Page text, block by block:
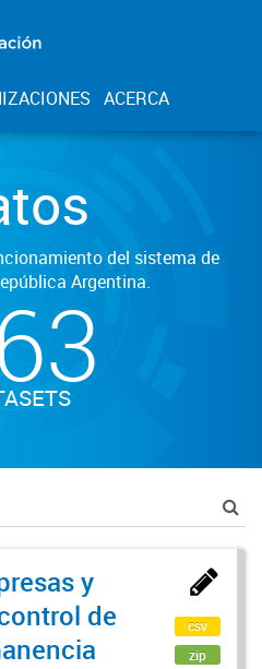
ACERCA
del sistema de
Argentina.
y
de
csv
zip